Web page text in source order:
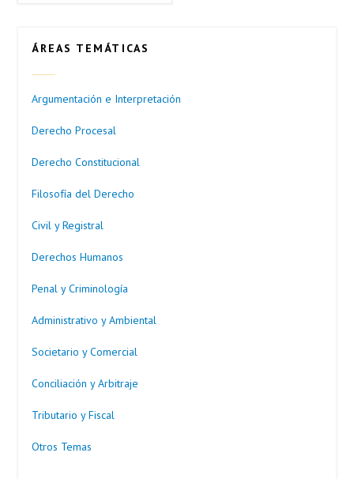
ÁREAS TEMÁTICAS
Argumentación e Interpretación
Derecho Procesal
Derecho Constitucional
Filosofía del Derecho
Civil y Registral
Derechos Humanos
Penal y Criminología
Administrativo y Ambiental
Societario y Comercial
Conciliación y Arbitraje
Tributario y Fiscal
Otros Temas